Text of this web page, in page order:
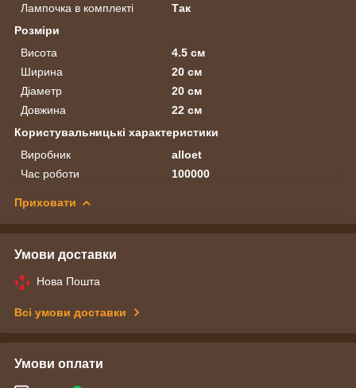
Лампочка в комплекті
Так
Розміри
Висота
4.5 см
Ширина
20 см
Діаметр
20 см
Довжина
22 см
Користувальницькі характеристики
Виробник
alloet
Час роботи
100000
Приховати
Умови доставки
Нова Пошта
Всі умови доставки
Умови оплати